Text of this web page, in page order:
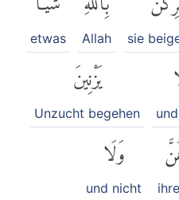
sie
Allah
etwas
يَزْنِينَ
Unzucht begehen
وَلَا
und nicht